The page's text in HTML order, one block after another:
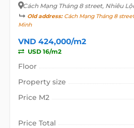
Cách Mạng Tháng 8 street, Nhiêu
Old address:Cách Mạng Tháng 8
Minh
VND 424,000/m2
USD 16/m2
Floor
Property size
Price M2
Price Total